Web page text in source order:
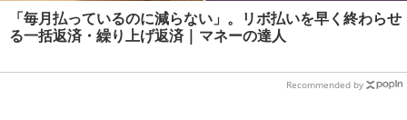
「毎月払っているのに減らない」。リボ払いを早く終わらせ
る一括返済・繰り上げ返済 | マネーの達人
Recommended by